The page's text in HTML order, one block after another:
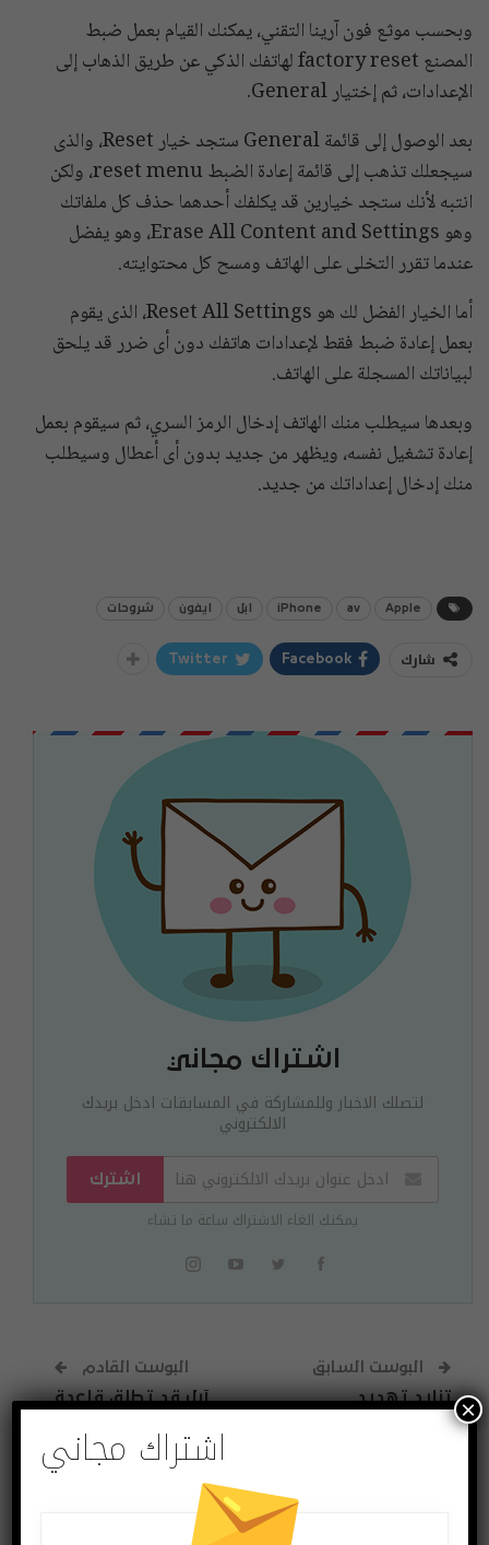
وبحسب موثع فون آرينا التقني، يمكنك القيام بعمل ضبط
المصنع factory reset لهاتفك الذكي عن طريق الذهاب إلى
الإعدادات، ثم إختيار General.
بعد الوصول إلى قائمة General ستجد خيار Reset، والذى
سيجعلك تذهب إلى قائمة إعادة الضبط reset menu، ولكن
انتبه لأنك ستجد خيارين قد يكلفك أحدهما حذف كل ملفاتك
وهو Erase All Content and Settings، وهو يفضل
عندما تقرر التخلى على الهاتف ومسح كل محتوايته.
أما الخيار الفضل لك هو Reset All Settings، الذى يقوم
بعمل إعادة ضبط فقط لإعدادات هاتفك دون أى ضرر قد يلحق
لبياناتك المسجلة على الهاتف.
وبعدها سيطلب منك الهاتف إدخال الرمز السري، ثم سيقوم بعمل
إعادة تشغيل نفسه، ويظهر من جديد بدون أى أعطال وسيطلب
منك إدخال إعداداتك من جديد.
Apple
av
iPhone ابل ايفون شروحات
شارك Facebook
Twitter
اشتراك مجاني
لتصلك الاخبار وللمشاركة في المسابقات ادخل بريدك
الالكتروني
اشترك
يمكنك الغاء الاشتراك ساعة ما تشاء
البوست السابق
تزايد تهديد
المراهقات عبر
البوست القادم
آبل قد تطلق قاعدة
النصف الأول من 2020
اشتراك مجاني
×